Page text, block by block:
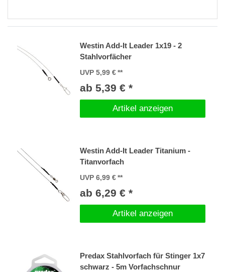
Westin Add-It Leader 1x19 - 2
Stahlvorfächer
UVP 5,99 €
ab 5,39 € *
Artikel anzeigen
Westin Add-It Leader Titanium -
Titanvorfach
UVP 6,99 €
ab 6,29 € *
Artikel anzeigen
Predax Stahlvorfach für Stinger 1x7
schwarz - 5m Vorfachschnur